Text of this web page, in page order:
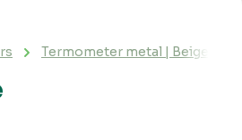
Termometer metal | Beige